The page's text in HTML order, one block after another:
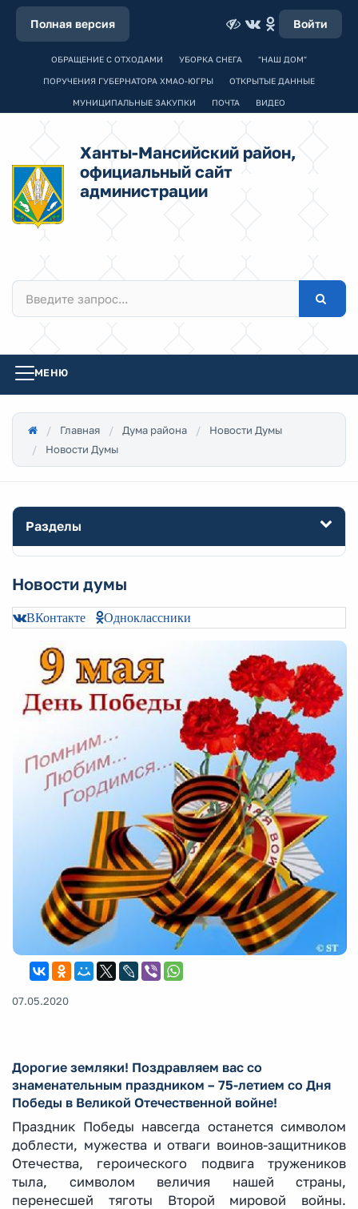
Полная версия Войти
ОБРАЩЕНИЕ С ОТХОДАМИ УБОРКА СНЕГА "НАШ ДОМ"
ПОРУЧЕНИЯ ГУБЕРНАТОРА ХМАО-ЮГРЫ ОТКРЫТЫЕ ДАННЫЕ
МУНИЦИПАЛЬНЫЕ ЗАКУПКИ ПОЧТА ВИДЕО
Ханты-Мансийский район,
официальный сайт
администрации
МЕНЮ
Главная Дума района
Новости Думы
Новости Думы
Разделы
Новости думы
ВКонтакте Одноклассники
07.05.2020
Дорогие земляки! Поздравляем вас со
знаменательным праздником – 75-летием со Дня
Победы в Великой Отечественной войне!
Праздник Победы навсегда останется символом
доблести, мужества и отваги воинов-защитников
Отечества, героического подвига тружеников
тыла, символом величия нашей страны,
перенесшей тяготы Второй мировой войны.